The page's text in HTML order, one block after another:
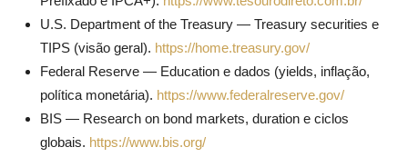
U.S. Department of the Treasury — Treasury securities e
TIPS (visão geral). https://home.treasury.gov/
Federal Reserve — Education e dados (yields, inflação,
política monetária). https://www.federalreserve.gov/
BIS — Research on bond markets, duration e ciclos
globais. https://www.bis.org/